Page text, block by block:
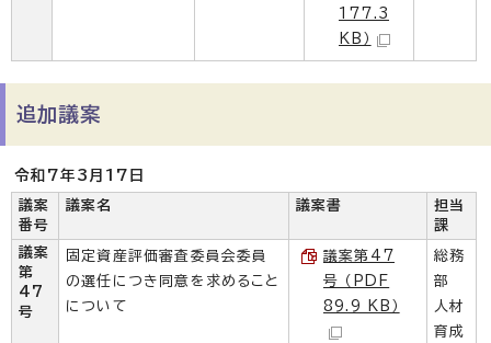
177.3
KB）
追加議案
令和7年3月17日
議案
番号
議案名 議案書
担当
課
議案
第
47
号
固定資産評価審査委員会委員
の選任につき同意を求めること
について
議案第47
号 （PDF
89.9 KB）
総務
部
人材
育成